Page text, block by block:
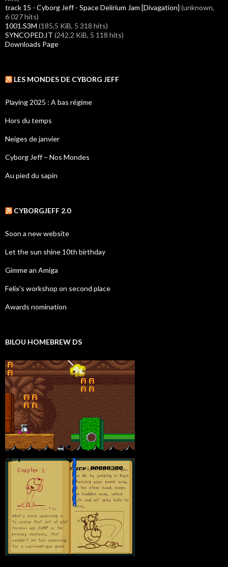
track 15 - Cyborg Jeff - Space Delirium Jam [Divagation] (unknown,
6 027 hits)
1001.S3M (185,5 KiB, 5 318 hits)
SYNCOPED.IT (242,2 KiB, 5 118 hits)
Downloads Page
LES MONDES DE CYBORG JEFF
Playing 2025 : A bas régime
Hors du temps
Neiges de janvier
Cyborg Jeff – Nos Mondes
Au pied du sapin
CYBORGJEFF 2.0
Soon a new website
Let the sun shine 10th birthday
Gimme an Amiga
Felix's workshop on second place
Awards nomination
BILOU HOMEBREW DS